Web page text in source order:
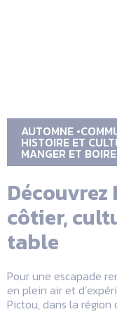
AUTOMNE
HISTOIRE ET
MANGER ET BOIRE
côtier,
table
Pour une escapade
en plein air et
Pictou, dans la région